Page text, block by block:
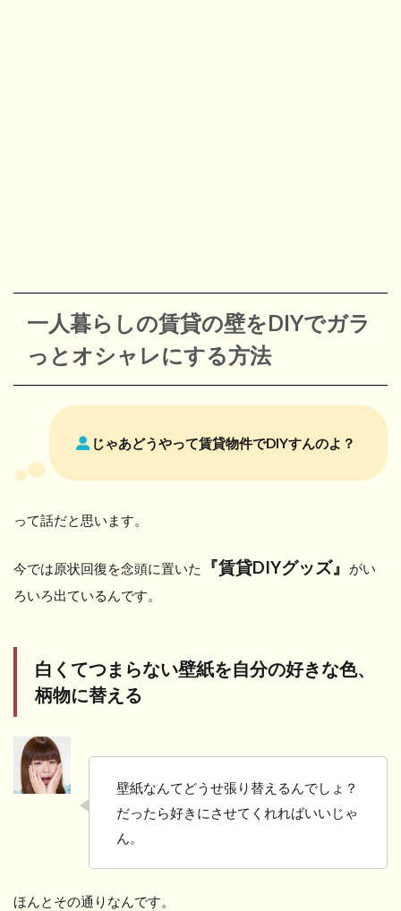
一人暮らしの賃貸の壁をDIYでガラ
っとオシャレにする方法
じゃあどうやって賃貸物件でDIYすんのよ？
って話だと思います。
今では原状回復を念頭に置いた 『賃貸DIYグッズ』
がい
ろいろ出ているんです。
白くてつまらない壁紙を自分の好きな色、
柄物に替える
壁紙なんてどうせ張り替えるんでしょ？
だったら好きにさせてくれればいいじゃ
ん。
ほんとその通りなんです。